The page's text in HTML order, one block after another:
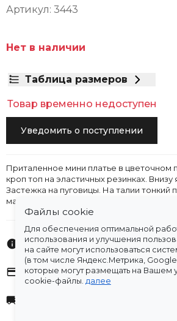
Артикул: 3443
Нет в наличии
Таблица размеров
Товар временно недоступен
Уведомить о поступлении
Приталенное мини платье в цветочном
кроп топ на эластичных резинках. Внизу
Застежка на пуговицы. На талии тонкий
материала.
Характеристики
Оплата
Файлы cookie
Для обеспечения оптимальной
использования и улучшения
на сайте могут использоваться
(в том числе Яндекс.Метрика,
которые могут размещать на Вашем
cookie-файлы. далее